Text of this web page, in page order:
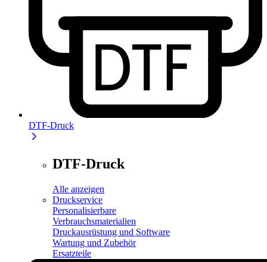
DTF-Druck
DTF-Druck
Alle anzeigen
Druckservice
Personalisierbare
Verbrauchsmaterialien
Druckausrüstung und Software
Wartung und Zubehör
Ersatzteile